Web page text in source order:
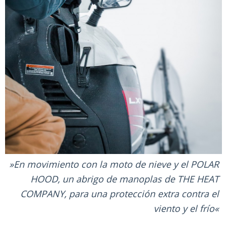
En movimiento con la moto de nieve y el POLAR
HOOD, un abrigo de manoplas de THE HEAT
COMPANY, para una protección extra contra el
viento y el frío